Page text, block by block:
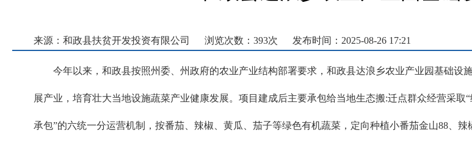
来源：和政县扶贫开发投资有限公司 浏览次数： 393次 发布时间：2025-08-26 17:21
今年以来，和政县按照州委、州政府的农业产业结构部署要求，和政县达浪乡农业产业园基础
展产业，培育壮大当地设施蔬菜产业健康发展。项目建成后主要承包给当地生态搬:迁点群众经营采
承包”的六统一分运营机制，按番茄、辣椒、黄瓜、茄子等绿色有机蔬菜，定向种植小番茄金山88、辣